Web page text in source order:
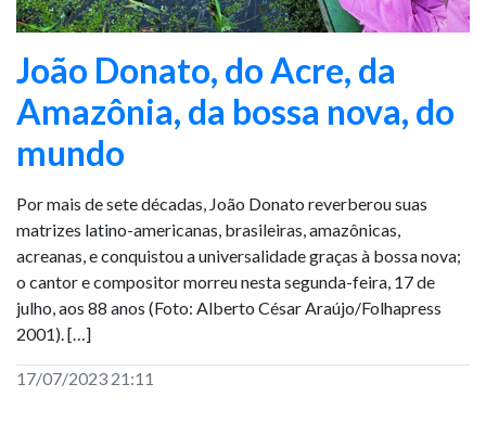
João Donato, do Acre, da
Amazônia, da bossa nova, do
mundo
Por mais de sete décadas, João Donato reverberou suas
matrizes latino-americanas, brasileiras, amazônicas,
acreanas, e conquistou a universalidade graças à bossa nova;
o cantor e compositor morreu nesta segunda-feira, 17 de
julho, aos 88 anos (Foto: Alberto César Araújo/Folhapress
2001). […]
17/07/2023 21:11